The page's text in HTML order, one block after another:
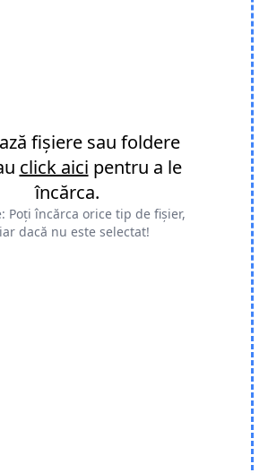
fișiere sau foldere
click aici pentru a le
încărca.
Poți încărca orice tip de fișier,
dacă nu este selectat!